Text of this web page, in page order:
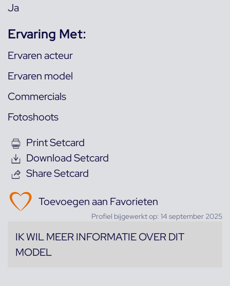
Ja
Ervaring Met:
Ervaren acteur
Ervaren model
Commercials
Fotoshoots
Print Setcard
Download Setcard
Share Setcard
Toevoegen aan Favorieten
Profiel bijgewerkt op: 14 september 2025
IK WIL MEER INFORMATIE OVER DIT
MODEL